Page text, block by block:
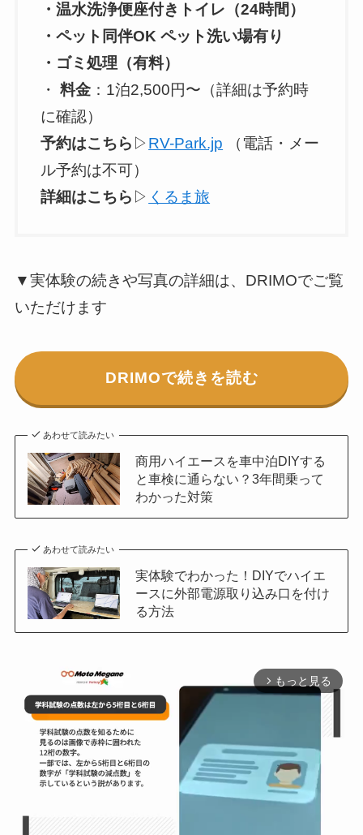
・温水洗浄便座付きトイレ（24時間）
・ペット同伴OK ペット洗い場有り
・ゴミ処理（有料）
・料金 ：1泊2,500円〜（詳細は予約時
に確認）
予約はこちら ▷ RV-Park.jp （電話・メー
ル予約は不可）
詳細はこちら ▷ くるま旅
▼実体験の続きや写真の詳細は、DRIMOでご覧
いただけます
DRIMOで続きを読む
あわせて読みたい
商用ハイエースを車中泊DIYする
と車検に通らない？3年間乗って
わかった対策
あわせて読みたい
実体験でわかった！DIYでハイエ
ースに外部電源取り込み口を付け
る方法
arrow_forward_ios もっと見る